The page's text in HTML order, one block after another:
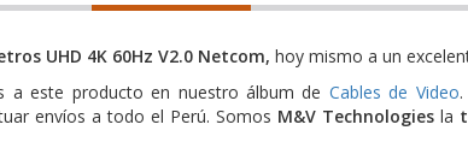
UHD 4K 60Hz V2.0 Netcom, hoy mismo a un
a este producto en nuestro álbum de Cables de Video
envíos a todo el Perú. Somos M&V Technologiesla